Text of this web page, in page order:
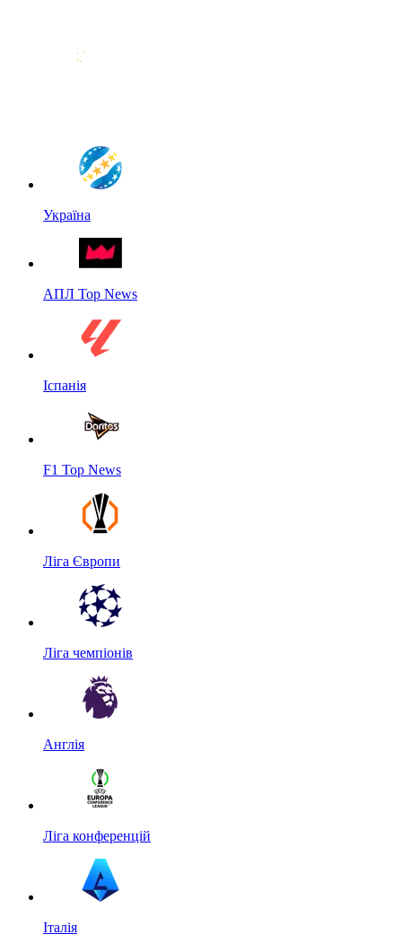
Україна
АПЛ Top News
Іспанія
F1 Top News
Ліга Європи
Ліга чемпіонів
Англія
Ліга конференцій
Італія